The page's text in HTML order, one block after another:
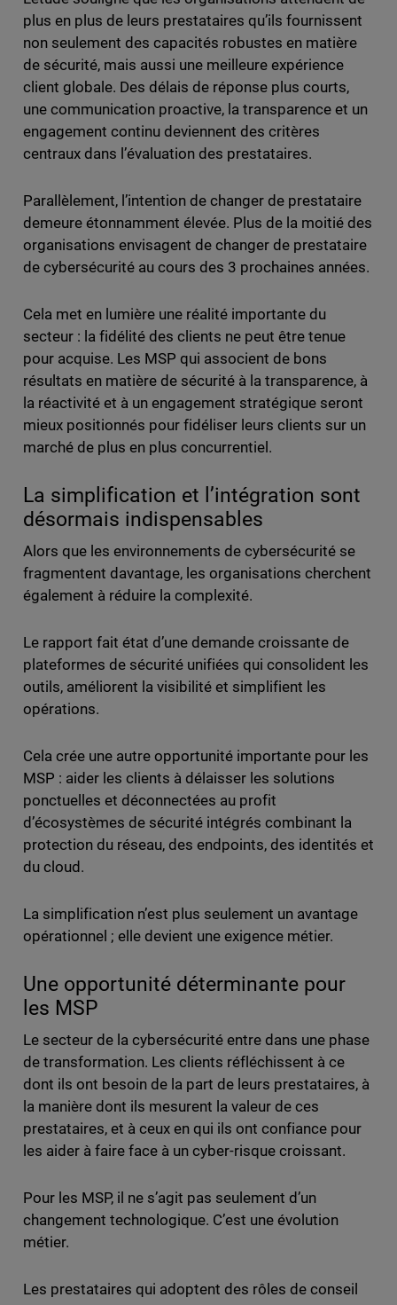
plus en plus de leurs prestataires qu’ils fournissent
non seulement des capacités robustes en matière
de sécurité, mais aussi une meilleure expérience
client globale. Des délais de réponse plus courts,
une communication proactive, la transparence et un
engagement continu deviennent des critères
centraux dans l’évaluation des prestataires.
Parallèlement, l’intention de changer de prestataire
demeure étonnamment élevée. Plus de la moitié des
organisations envisagent de changer de prestataire
de cybersécurité au cours des 3 prochaines années.
Cela met en lumière une réalité importante du
secteur : la fidélité des clients ne peut être tenue
pour acquise. Les MSP qui associent de bons
résultats en matière de sécurité à la transparence, à
la réactivité et à un engagement stratégique seront
mieux positionnés pour fidéliser leurs clients sur un
marché de plus en plus concurrentiel.
La simplification et l’intégration sont
désormais indispensables
Alors que les environnements de cybersécurité se
fragmentent davantage, les organisations cherchent
également à réduire la complexité.
Le rapport fait état d’une demande croissante de
plateformes de sécurité unifiées qui consolident les
outils, améliorent la visibilité et simplifient les
opérations.
Cela crée une autre opportunité importante pour les
MSP : aider les clients à délaisser les solutions
ponctuelles et déconnectées au profit
d’écosystèmes de sécurité intégrés combinant la
protection du réseau, des endpoints, des identités et
du cloud.
La simplification n’est plus seulement un avantage
opérationnel ; elle devient une exigence métier.
Une opportunité déterminante pour
les MSP
Le secteur de la cybersécurité entre dans une phase
de transformation. Les clients réfléchissent à ce
dont ils ont besoin de la part de leurs prestataires, à
la manière dont ils mesurent la valeur de ces
prestataires, et à ceux en qui ils ont confiance pour
les aider à faire face à un cyber-risque croissant.
Pour les MSP, il ne s’agit pas seulement d’un
changement technologique. C’est une évolution
métier.
Les prestataires qui adoptent des rôles de conseil